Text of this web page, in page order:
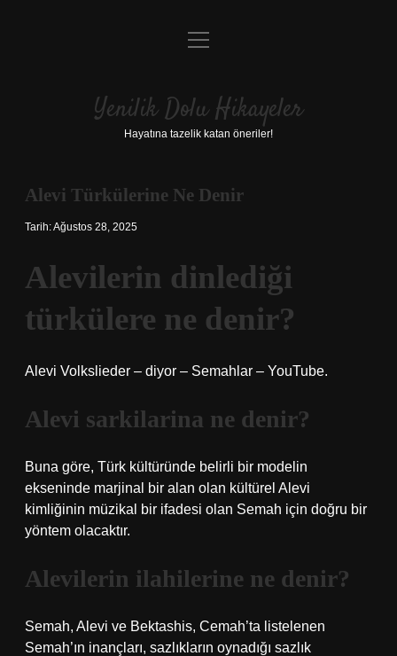
Anasayfa
Yasal Uyarı
menüyü
Yenilik Dolu Hikayeler
Hayatına tazelik katan öneriler!
Alevi Türkülerine Ne Denir
Tarih: Ağustos 28, 2025
Alevilerin dinlediği
türkülere ne denir?
Alevi Volkslieder – diyor – Semahlar – YouTube.
Alevi sarkilarina ne denir?
Buna göre, Türk kültüründe belirli bir modelin
ekseninde marjinal bir alan olan kültürel Alevi
kimliğinin müzikal bir ifadesi olan Semah için doğru bir
yöntem olacaktır.
Alevilerin ilahilerine ne denir?
Semah, Alevi ve Bektashis, Cemah’ta listelenen
Semah’ın inançları, sazlıkların oynadığı sazlık